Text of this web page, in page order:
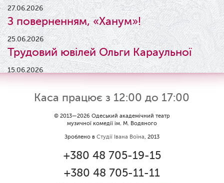
27.06.2026
З поверненням, «Ханум»!
25.06.2026
Трудовий ювілей Ольги Караульної
15.06.2026
Результати конкурсу
09.06.2026
Вітаємо Ірину Візіренко з
народженням дівчинки!
Дякуємо за свято!
Каса працює з 12:00 до 17:00
© 2013—2026 Одеський академічний театр
музичної комедії ім. М. Водяного
Зроблено в Студії Івана Воїна, 2013
+380 48 705-19-15
+380 48 705-11-11